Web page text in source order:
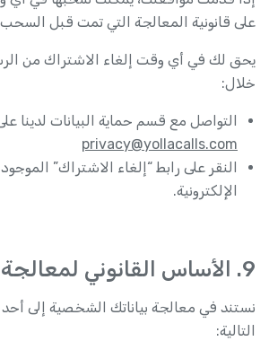
على قانونية المعالجة التي تمت قبل
يحق لك في أي وقت إلغاء الاشتراك من
خلال:
التواصل مع قسم حماية البيانات لدينا
privacy@yollacalls.com
النقر على رابط “إلغاء الاشتراك”
الإلكترونية.
9. الأساس القانوني لمعالجة بياناتك
نستند في معالجة بياناتك الشخصية إلى أحد
التالية: